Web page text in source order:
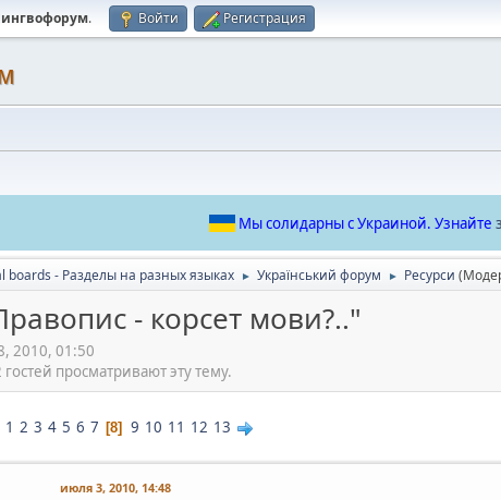
. Войти Регистрация
Мы солидарны с Украиной. Узнайте
boards - Разделы на разных языках ► Український форум ► Ресурси
- корсет мови?.."
2010, 01:50
просматривают эту тему.
1 2 3 4 5 6 7 8 9 10 11 12 13
июля 3, 2010, 14:48